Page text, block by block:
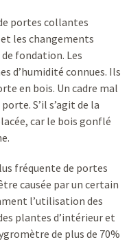
portes collantes
les changements
fondation. Les
d’humidité connues. Ils
en bois. Un cadre mal
S’il s’agit de la
car le bois gonflé
fréquente de portes
causée par un certain
l’utilisation des
plantes d’intérieur et
de plus de 70%